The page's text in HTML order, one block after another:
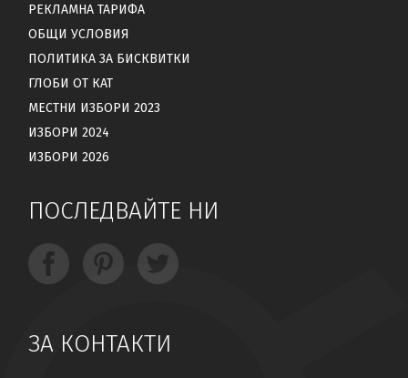
РЕКЛАМНА ТАРИФА
ОБЩИ УСЛОВИЯ
ПОЛИТИКА ЗА БИСКВИТКИ
ГЛОБИ ОТ КАТ
МЕСТНИ ИЗБОРИ 2023
ИЗБОРИ 2024
ИЗБОРИ 2026
ПОСЛЕДВАЙТЕ НИ
ЗА КОНТАКТИ